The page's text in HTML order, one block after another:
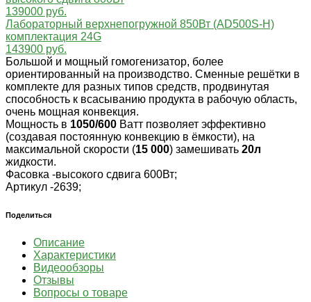
139000 руб.
Лабораторный верхнепогружной 850Вт (AD500S-H)
комплектация 24G
143900 руб.
Большой и мощный гомогенизатор, более
ориентированный на производство. Сменные решётки в
комплекте для разных типов средств, продвинутая
способность к всасыванию продукта в рабочую область,
очень мощная конвекция.
Мощность в 1050/600 Ватт позволяет эффективно
(создавая постоянную конвекцию в ёмкости), на
максимальной скорости (15 000) замешивать 20л
жидкости.
Фасовка -высокого сдвига 600Вт;
Артикул -2639;
Поделиться
Описание
Характеристики
Видеообзоры
Отзывы
Вопросы о товаре